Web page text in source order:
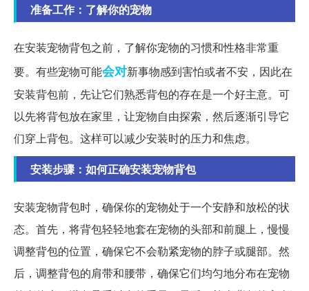
准备工作：了解你的宠物
在安装宠物背包之前，了解你宠物的习惯和性格非常重
要。有些宠物可能会对新事物感到害怕或者不安，因此在
安装背包前，先让它们熟悉背包的存在是一个好主意。可
以先将背包放在家里，让宠物自由探索，然后逐渐引导它
们穿上背包。这样可以减少安装时的压力和焦虑。
安装步骤：如何正确安装宠物背包
安装宠物背包时，确保你的宠物处于一个安静和放松的状
态。首先，将背包轻轻地套在宠物的头部和前腿上，慢慢
调整背包的位置，确保它不会勒紧宠物的脖子或腿部。然
后，调整背包的肩带和腰带，确保它们均匀地分布在宠物